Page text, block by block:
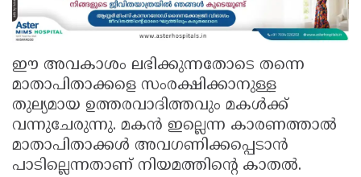
ഈ അവകാശം ലഭിക്കുന്നതോടെ തന്നെ
മാതാപിതാക്കളെ സംരക്ഷിക്കാനുള്ള
തുല്യമായ ഉത്തരവാദിത്തവും മകൾക്ക്
വന്നുചേരുന്നു. മകൻ ഇല്ലെന്ന കാരണത്താൽ
മാതാപിതാക്കൾ അവഗണിക്കപ്പെടാൻ
പാടില്ലെന്നതാണ് നിയമത്തിന്റെ കാതൽ.